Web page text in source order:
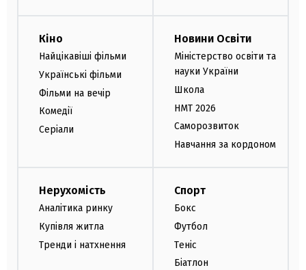
Кіно
Найцікавіші фільми
Українські фільми
Фільми на вечір
Комедії
Серіали
Новини Освіти
Міністерство освіти та
науки України
Школа
НМТ 2026
Саморозвиток
Навчання за кордоном
Нерухомість
Аналітика ринку
Купівля житла
Тренди і натхнення
Спорт
Бокс
Футбол
Теніс
Біатлон